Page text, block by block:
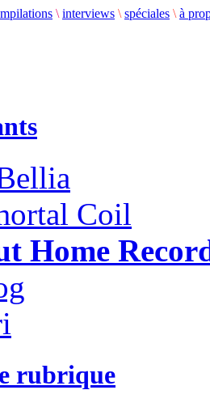
\ interviews \ spéciales \ à
Coil
Home
rubrique